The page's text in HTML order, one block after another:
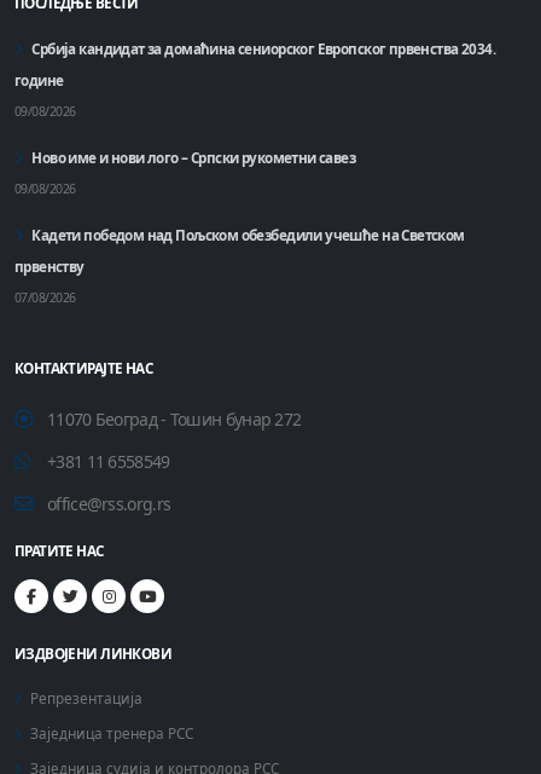
Србија кандидат за домаћинa сениорског Европског првенства 2034.
године
09/08/2026
Ново име и нови лого – Српски рукометни савез
09/08/2026
Кадети победом над Пољском обезбедили учешће на Светском
првенству
07/08/2026
КОНТАКТИРАЈТЕ НАС
11070 Београд - Тошин бунар 272
+381 11 6558549
office@rss.org.rs
ПРАТИТЕ НАС
ИЗДВОЈЕНИ ЛИНКОВИ
Репрезентација
Заједница тренера РСС
Заједница судија и контролора РСС